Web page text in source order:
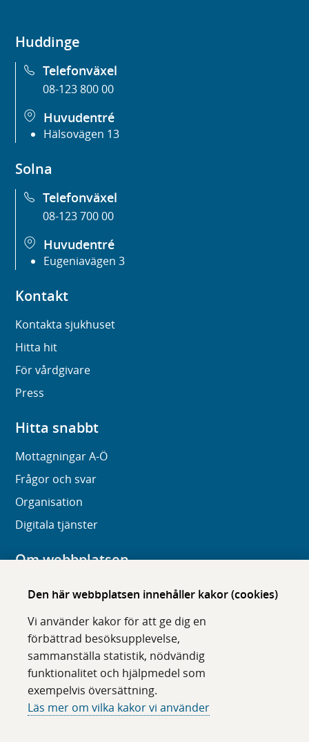
Den här webbplatsen innehåller kakor (cookies)
Vi använder kakor för att ge dig en
förbättrad besöksupplevelse,
sammanställa statistik, nödvändig
funktionalitet och hjälpmedel som
exempelvis översättning.
Läs mer om vilka kakor vi använder
Huddinge
Telefonväxel
08-123 800 00
Huvudentré
Hälsovägen 13
Solna
Telefonväxel
08-123 700 00
Huvudentré
Eugeniavägen 3
Kontakt
Kontakta sjukhuset
Hitta hit
För vårdgivare
Press
Hitta snabbt
Mottagningar A-Ö
Frågor och svar
Organisation
Digitala tjänster
Om webbplatsen
Om karolinska.se
Tillgänglighet
Om cookies
Följ oss i sociala medier